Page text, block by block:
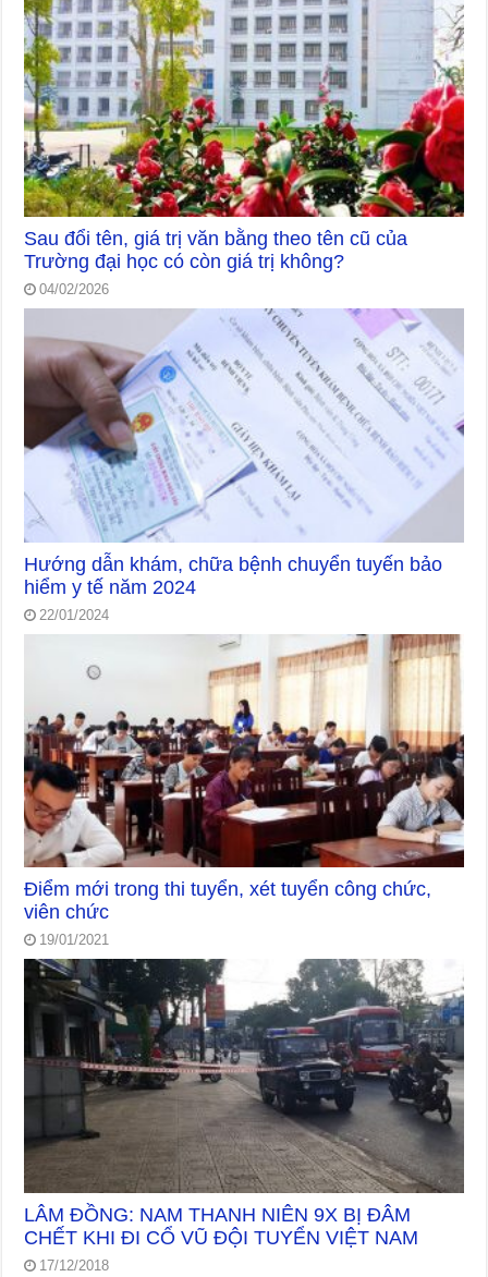
Sau đổi tên, giá trị văn bằng theo tên cũ của
Trường đại học có còn giá trị không?
04/02/2026
Hướng dẫn khám, chữa bệnh chuyển tuyến bảo
hiểm y tế năm 2024
22/01/2024
Điểm mới trong thi tuyển, xét tuyển công chức,
viên chức
19/01/2021
LÂM ĐỒNG: NAM THANH NIÊN 9X BỊ ĐÂM
CHẾT KHI ĐI CỔ VŨ ĐỘI TUYỂN VIỆT NAM
17/12/2018